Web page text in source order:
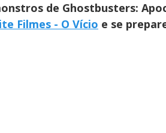
de Ghostbusters:
Filmes - O Vício e se